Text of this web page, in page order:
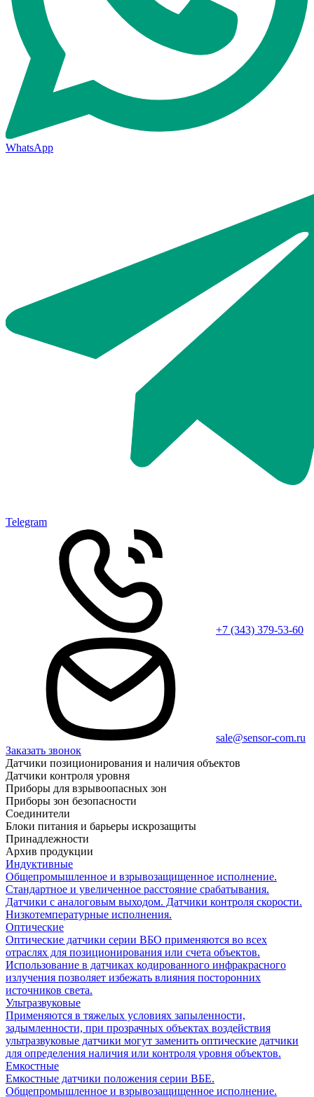
WhatsApp
Telegram
+7 (343) 379-53-60
sale@sensor-com.ru
Заказать звонок
Датчики позиционирования и наличия объектов
Датчики контроля уровня
Приборы для взрывоопасных зон
Приборы зон безопасности
Соединители
Блоки питания и барьеры искрозащиты
Принадлежности
Архив продукции
Индуктивные
Общепромышленное и взрывозащищенное исполнение.
Стандартное и увеличенное расстояние срабатывания.
Датчики с аналоговым выходом. Датчики контроля скорости.
Низкотемпературные исполнения.
Оптические
Оптические датчики серии ВБО применяются во всех
отраслях для позиционирования или счета объектов.
Использование в датчиках кодированного инфракрасного
излучения позволяет избежать влияния посторонних
источников света.
Ультразвуковые
Применяются в тяжелых условиях запыленности,
задымленности, при прозрачных объектах воздействия
ультразвуковые датчики могут заменить оптические датчики
для определения наличия или контроля уровня объектов.
Емкостные
Емкостные датчики положения серии ВБЕ.
Общепромышленное и взрывозащищенное исполнение.